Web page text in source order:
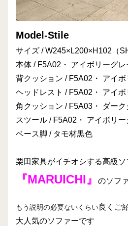
Model-Stile
サイズ / W245×L200×H102（
本体 / F5A02 ・ アイボリーグ
背クッション / F5A02・ アイ
ヘッドレスト / F5A02・ アイ
角クッション / F5A03・ ダー
スツール / F5A02・ アイボリ
ベース脚 / タモ材黒色
栗田家具がイチオシする高級ソ
『MARUICHI』 のソフ
もう説明の必要ないくらい良くご
大人気のソファーです